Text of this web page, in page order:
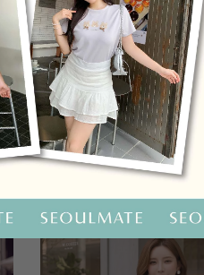
HOOLOOLOO聯名-KUKU
S M L 全尺碼
NT.690